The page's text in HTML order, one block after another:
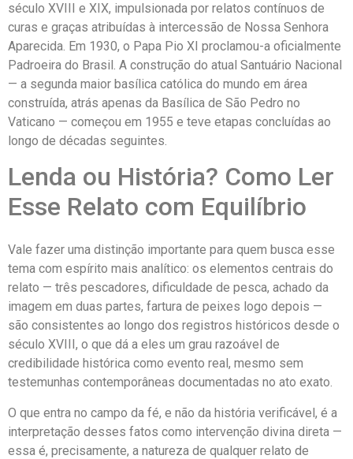
século XVIII e XIX, impulsionada por relatos contínuos de
curas e graças atribuídas à intercessão de Nossa Senhora
Aparecida. Em 1930, o Papa Pio XI proclamou-a oficialmente
Padroeira do Brasil. A construção do atual Santuário Nacional
— a segunda maior basílica católica do mundo em área
construída, atrás apenas da Basílica de São Pedro no
Vaticano — começou em 1955 e teve etapas concluídas ao
longo de décadas seguintes.
Lenda ou História? Como Ler
Esse Relato com Equilíbrio
Vale fazer uma distinção importante para quem busca esse
tema com espírito mais analítico: os elementos centrais do
relato — três pescadores, dificuldade de pesca, achado da
imagem em duas partes, fartura de peixes logo depois —
são consistentes ao longo dos registros históricos desde o
século XVIII, o que dá a eles um grau razoável de
credibilidade histórica como evento real, mesmo sem
testemunhas contemporâneas documentadas no ato exato.
O que entra no campo da fé, e não da história verificável, é a
interpretação desses fatos como intervenção divina direta —
essa é, precisamente, a natureza de qualquer relato de